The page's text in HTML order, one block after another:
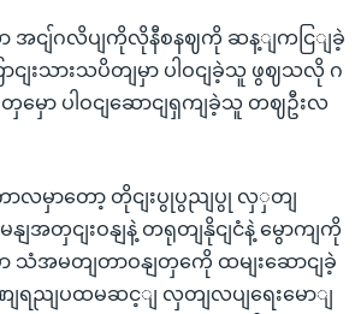
ာ အငျ်ဂလိပျကိုလိုနီစနဈကို ဆန့ျကငြျခဲ့
ငျးသားသပိတျမှာ ပါဝငျခဲ့သူ ဖွဈသလို ဂ
တှမှော ပါဝငျဆောငျရှကျခဲ့သူ တဈဦးလ
ာလမှာတော့ တိုငျးပွုပွညျပွု လှှတျ
ျအတှငျးဝနျနဲ့ တရုတျနိုငျငံနဲ့ မွောကျကို
မာ သံအမတျတာဝနျတှကေို ထမျးဆောငျခဲ့
ရညျပထမဆင့ျ လှတျလပျရေးမောျ